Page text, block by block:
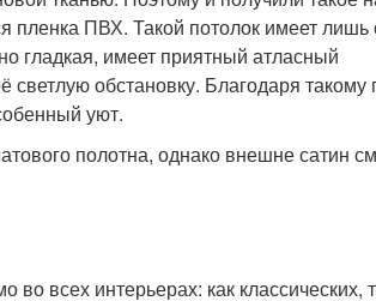
пленка ПВХ. Такой потолок имеет лишь
гладкая, имеет приятный атласный
светлую обстановку. Благодаря такому
уют.
полотна, однако внешне сатин
всех интерьерах: как классических,